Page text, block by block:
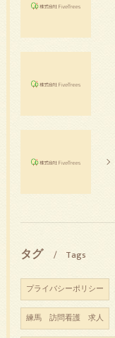
タグ Tags
プライバシーポリシー
練馬 訪問看護 求人